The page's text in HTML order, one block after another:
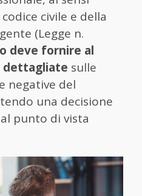
civile e della
(Legge n.
deve fornire al
dettagliate sulle
negative del
una decisione
punto di vista